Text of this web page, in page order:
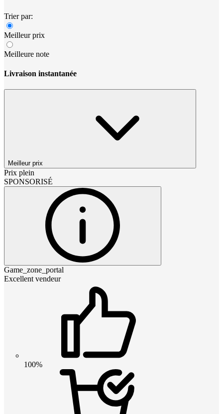
Trier par:
Meilleur prix
Meilleure note
Livraison instantanée
Meilleur prix
Prix plein
SPONSORISÉ
Game_zone_portal
Excellent vendeur
100%